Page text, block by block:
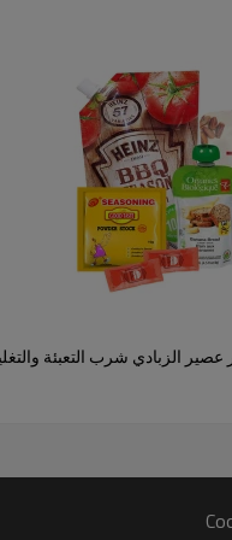
المرنة، إما
أكثر فعالية وكفاءة.
الصلب - عندما
فهي أسهل في
توفير بديل أفضل
الزبادي شرب التعبئة